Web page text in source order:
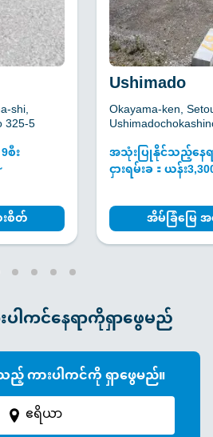
shi,
325-5
း
စိတ်
Ushimado
Okayama-ken,
အသုံးပြုနိုင်သည့်နေရ
ငှားရမ်းခ：ယန်း
အိမ်ခြံမြေ
ပါကင်နေရာကိုရှာဖွေမည်
ည့် ကားပါကင်ကို ရှာဖွေမည်။
ဧရိယာ